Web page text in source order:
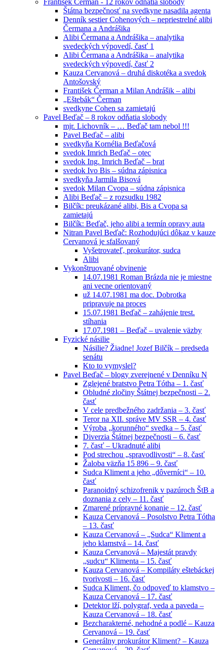
Štátna bezpečnosť na svedkyne nasadila agenta
Denník sestier Cohenových – nepriestrelné alibi
Čermana a Andrášika
Alibi Čermana a Andrášika – analytika
svedeckých výpovedí, časť 1
Alibi Čermana a Andrášika – analytika
svedeckých výpovedí, časť 2
Kauza Cervanová – druhá diskotéka a svedok
Antošovský
František Čerman a Milan Andrášik – alibi
„Eštebák“ Čerman
svedkyne Cohen sa zamietajú
Pavel Beďač – 8 rokov odňatia slobody
mjr. Lichovník – … Beďač tam nebol !!!
Pavel Beďač – alibi
svedkyňa Kornélia Beďačová
svedok Imrich Beďač – otec
svedok Ing. Imrich Beďač – brat
svedok Ivo Bis – súdna zápisnica
svedkyňa Jarmila Bisová
svedok Milan Cvopa – súdna zápisnica
Alibi Beďač – z rozsudku 1982
Bilčík: preukázané alibi, Bis a Cvopa sa
zamietajú
Bilčík: Beďač, jeho alibi a termín opravy auta
Nitran Pavel Beďač: Rozhodujúci dôkaz v kauze
Cervanová je sfalšovaný
Vyšetrovateľ, prokurátor, sudca
Alibi
Vykonštruované obvinenie
14.07.1981 Roman Brázda nie je miestne
ani vecne orientovaný
už 14.07.1981 ma doc. Dobrotka
pripravuje na proces
15.07.1981 Beďač – zahájenie trest.
stíhania
17.07.1981 – Beďač – uvalenie väzby
Fyzické násilie
Násilie? Žiadne! Jozef Bilčík – predseda
senátu
Kto to vymyslel?
Pavel Beďač – blogy zverejnené v Denníku N
Zglejené bratstvo Petra Tótha – 1. časť
Obludné zločiny Štátnej bezpečnosti – 2.
časť
V cele predbežného zadržania – 3. časť
Teror na XII. správe MV SSR – 4. časť
Výroba „korunného“ svedka – 5. časť
Diverzia Štátnej bezpečnosti – 6. časť
7. časť – Ukradnuté alibi
Pod strechou „spravodlivosti“ – 8. časť
Žaloba väzňa 15 896 – 9. časť
Sudca Kliment a jeho „dôverníci“ – 10.
časť
Paranoidný schizofrenik v pazúroch ŠtB a
doznania z cely – 11. časť
Zmarené prípravné konanie – 12. časť
Kauza Cervanová – Posolstvo Petra Tótha
– 13. časť
Kauza Cervanová – „Sudca“ Kliment a
jeho klamstvá – 14. časť
Kauza Cervanová – Majestát pravdy
„sudcu“ Klimenta – 15. časť
Kauza Cervanová – Kompiláty eštebáckej
tvorivosti – 16. časť
Sudca Kliment, čo odpoveď to klamstvo –
Kauza Cervanová – 17. časť
Detektor lží, polygraf, veda a paveda –
Kauza Cervanová – 18. časť
Bezcharakterné, nehodné a podlé – Kauza
Cervanová – 19. časť
Generálny prokurátor Kliment? – Kauza